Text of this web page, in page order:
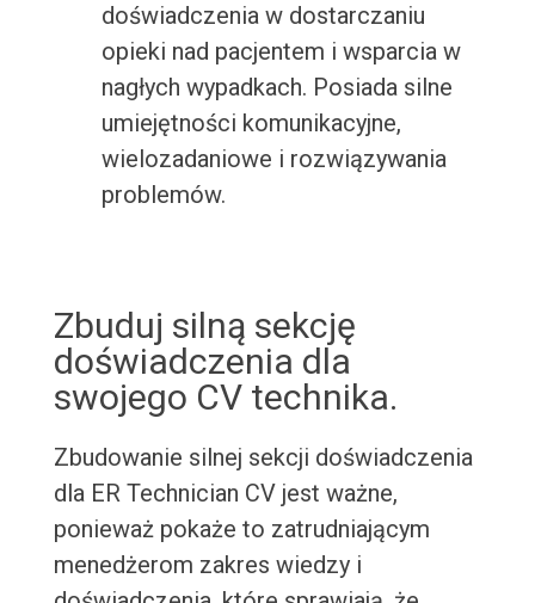
doświadczenia w dostarczaniu
opieki nad pacjentem i wsparcia w
nagłych wypadkach. Posiada silne
umiejętności komunikacyjne,
wielozadaniowe i rozwiązywania
problemów.
Zbuduj silną sekcję
doświadczenia dla
swojego CV technika.
Zbudowanie silnej sekcji doświadczenia
dla ER Technician CV jest ważne,
ponieważ pokaże to zatrudniającym
menedżerom zakres wiedzy i